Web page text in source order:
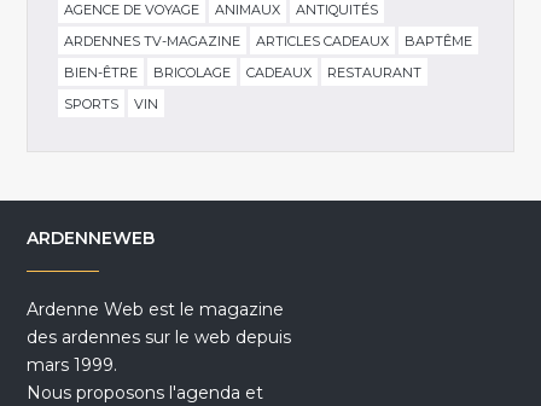
AGENCE DE VOYAGE ANIMAUX
ANTIQUITÉS
ARDENNES TV-MAGAZINE
ARTICLES CADEAUX
BAPTÊME
BIEN-ÊTRE
BRICOLAGE CADEAUX
RESTAURANT
SPORTS
VIN
ARDENNEWEB
Ardenne Web est le magazine
des ardennes sur le web depuis
mars 1999.
Nous proposons l'agenda et